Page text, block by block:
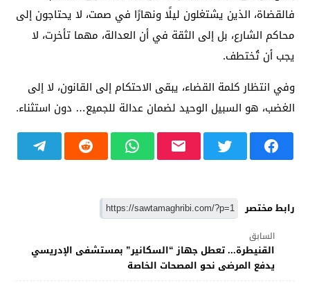
فالقضاة، الذين يشتغلون ليلًا ونهارًا في صمت، لا يحتاجون إلى
محاكم الشارع، بل إلى الثقة في أن العدالة، مهما تأخرت، لا
يجب أن تُختطف.
وفي انتظار كلمة القضاء، يبقى الاحتكام إلى القانون، لا إلى
الغضب، هو السبيل الوحيد لضمان عدالة للجميع… دون استثناء.
رابط مختصر
السابق
القنيطرة... تعطل جهاز “السكانير” بمستشفى الإدريسي
يدفع المرضى نحو المصحات الخاصة